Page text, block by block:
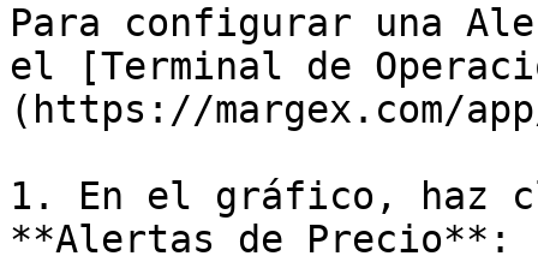
Para configurar una
el [Terminal de
(https://margex.com/
1. En el gráfico, haz
**Alertas de Precio**: